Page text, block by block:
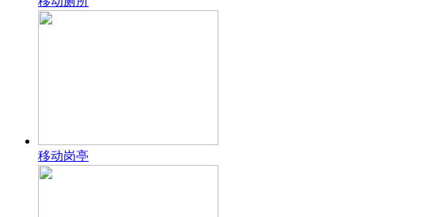
移动岗亭